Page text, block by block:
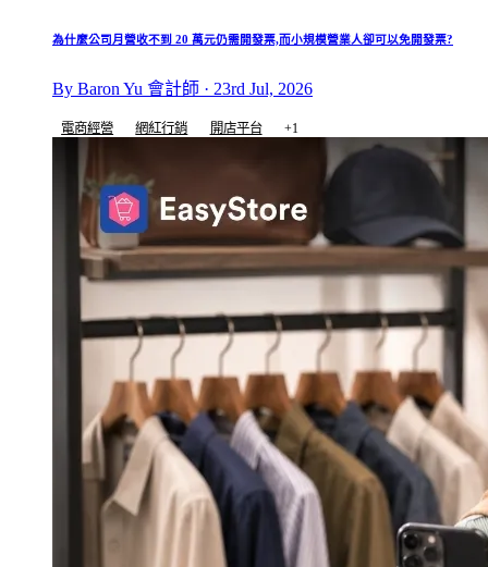
為什麼公司月營收不到 20 萬元仍需開發票,而小規模營業人卻可以免開發票?
By Baron Yu 會計師 · 23rd Jul, 2026
電商經營 網紅行銷 開店平台 +1